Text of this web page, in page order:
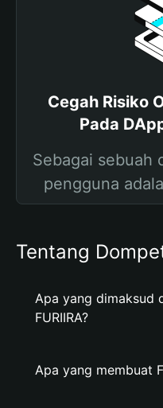
Cegah Risiko
Pada
Sebagai sebuah
pengguna
Tentang
Apa yang dimaksud
FURIIRA?
Apa yang membuat